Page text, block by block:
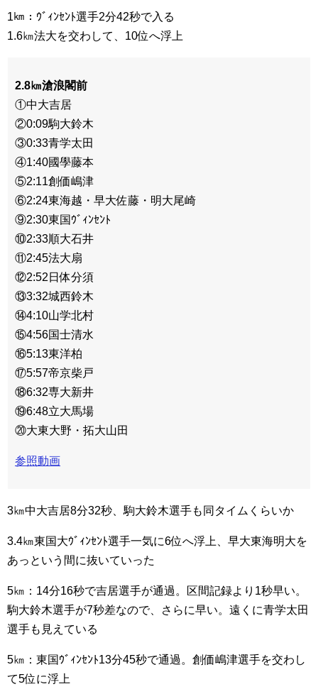
1㎞：ｳﾞｨﾝｾﾝﾄ選手2分42秒で入る
1.6㎞法大を交わして、10位へ浮上
2.8㎞滄浪閣前
①中大吉居
②0:09駒大鈴木
③0:33青学太田
④1:40國學藤本
⑤2:11創価嶋津
⑥2:24東海越・早大佐藤・明大尾崎
⑨2:30東国ｳﾞｨﾝｾﾝﾄ
⑩2:33順大石井
⑪2:45法大扇
⑫2:52日体分須
⑬3:32城西鈴木
⑭4:10山学北村
⑮4:56国士清水
⑯5:13東洋柏
⑰5:57帝京柴戸
⑱6:32専大新井
⑲6:48立大馬場
⑳大東大野・拓大山田
参照動画
3㎞中大吉居8分32秒、駒大鈴木選手も同タイムくらいか
3.4㎞東国大ｳﾞｨﾝｾﾝﾄ選手一気に6位へ浮上、早大東海明大を
あっという間に抜いていった
5㎞：14分16秒で吉居選手が通過。区間記録より1秒早い。
駒大鈴木選手が7秒差なので、さらに早い。遠くに青学太田
選手も見えている
5㎞：東国ｳﾞｨﾝｾﾝﾄ13分45秒で通過。創価嶋津選手を交わし
て5位に浮上